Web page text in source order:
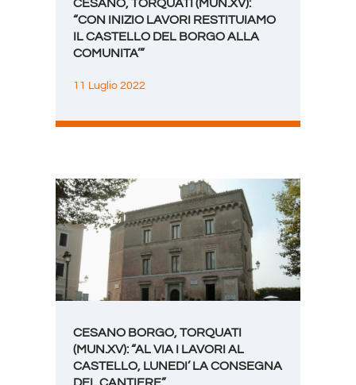
CESANO, TORQUATI (MUN.XV):
“CON INIZIO LAVORI RESTITUIAMO
IL CASTELLO DEL BORGO ALLA
COMUNITA’”
11 Luglio 2022
CESANO BORGO, TORQUATI
(MUN.XV): “AL VIA I LAVORI AL
CASTELLO, LUNEDI’ LA CONSEGNA
DEL CANTIERE”